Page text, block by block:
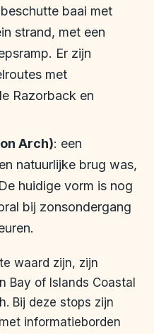
baai met
strand, met een
Er zijn
met
Razorback en
Arch): een
natuurlijke brug was,
huidige vorm is nog
bij zonsondergang
waard zijn, zijn
Bay of Islands Coastal
Bij deze stops zijn
informatieborden